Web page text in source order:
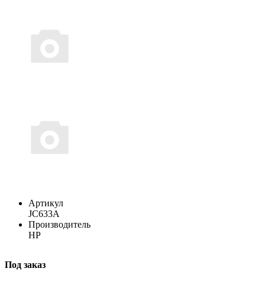
Артикул
JC633A
Производитель
HP
Под заказ